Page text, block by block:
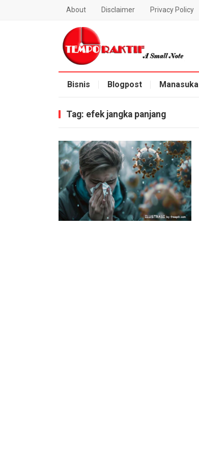
About Disclaimer Privacy Policy
Blog Temporaktif
Bisnis
Blogpost Manasuka
Tag: efek jangka panjang